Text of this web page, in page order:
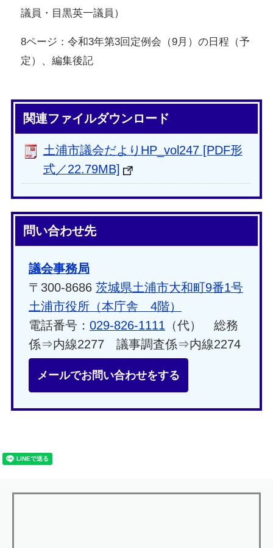
議員・目黒英一議員）
8ページ：令和3年第3回定例会（9月）の日程（予
定）、編集後記
関連ファイルダウンロード
土浦市議会だよりHP_vol247 [PDF形
式／22.79MB]
問い合わせ先
議会事務局
〒300-8686 茨城県土浦市大和町9番1号
土浦市役所（本庁舎 4階）
電話番号： 029-826-1111 （代） 総務
係⇒内線2277 議事調査係⇒内線2274
メールでお問い合わせをする